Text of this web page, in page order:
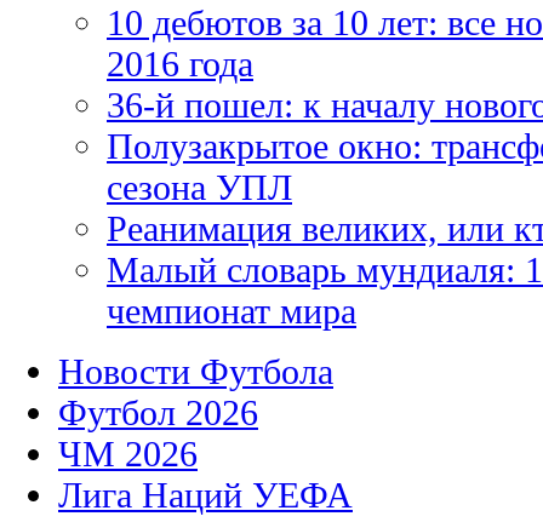
10 дебютов за 10 лет: все
2016 года
36-й пошел: к началу
Полузакрытое окно:
сезона УПЛ
Реанимация великих, или
Малый словарь мундиаля:
чемпионат мира
Новости Футбола
Футбол 2026
ЧМ 2026
Лига Наций УЕФА